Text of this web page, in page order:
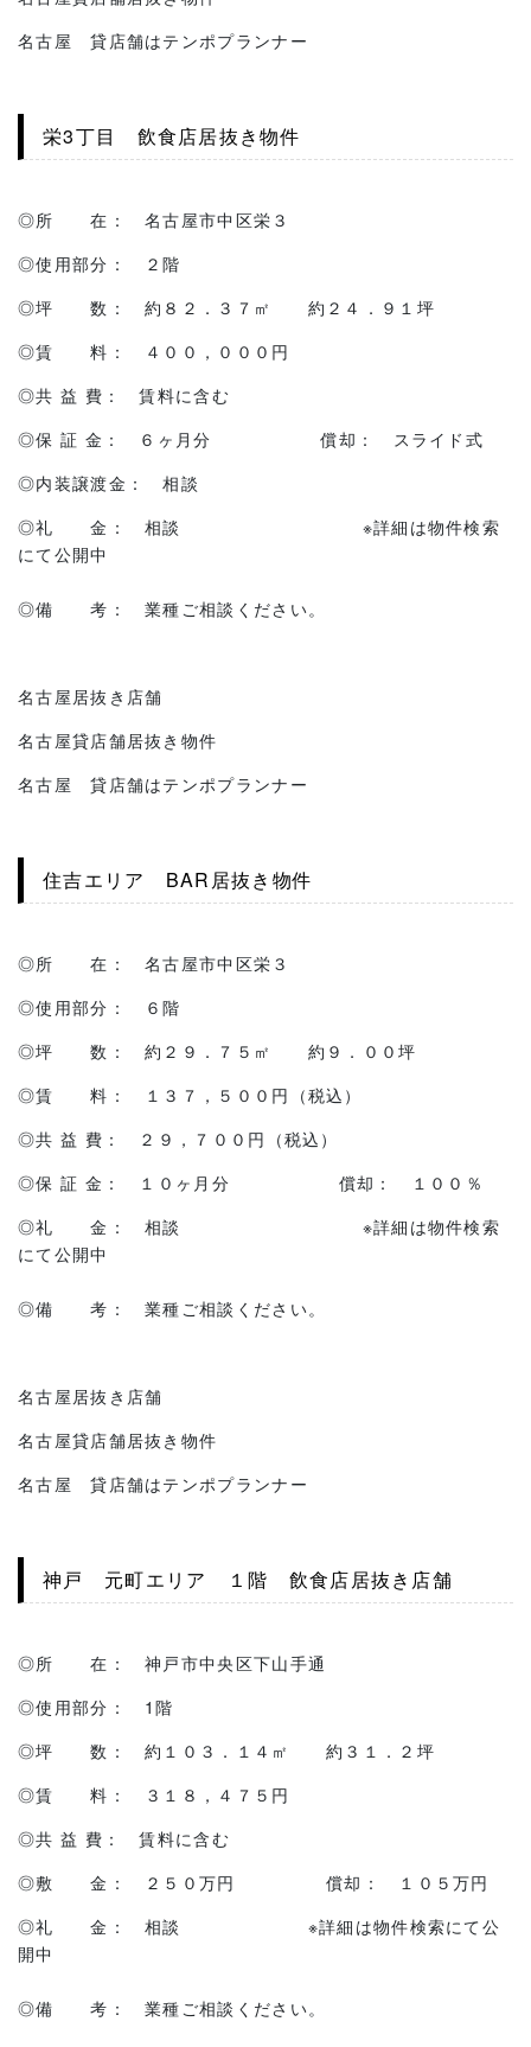
名古屋 貸店舗はテンポプランナー
栄3丁目 飲食店居抜き物件
◎所 在： 名古屋市中区栄３
◎使用部分： ２階
◎坪 数： 約８２．３７㎡ 約２４．９１坪
◎賃 料： ４００，０００円
◎共 益 費： 賃料に含む
◎保 証 金： ６ヶ月分 償却： スライド式
◎内装譲渡金： 相談
◎礼 金： 相談 ※詳細は物件検索
にて公開中
◎備 考： 業種ご相談ください。
名古屋居抜き店舗
名古屋貸店舗居抜き物件
名古屋 貸店舗はテンポプランナー
住吉エリア BAR居抜き物件
◎所 在： 名古屋市中区栄３
◎使用部分： ６階
◎坪 数： 約２９．７５㎡ 約９．００坪
◎賃 料： １３７，５００円（税込）
◎共 益 費： ２９，７００円（税込）
◎保 証 金： １０ヶ月分 償却： １００％
◎礼 金： 相談 ※詳細は物件検索
にて公開中
◎備 考： 業種ご相談ください。
名古屋居抜き店舗
名古屋貸店舗居抜き物件
名古屋 貸店舗はテンポプランナー
神戸 元町エリア １階 飲食店居抜き店舗
◎所 在： 神戸市中央区下山手通
◎使用部分： 1階
◎坪 数： 約１０３．１４㎡ 約３１．２坪
◎賃 料： ３１８，４７５円
◎共 益 費： 賃料に含む
◎敷 金： ２５０万円 償却： １０５万円
◎礼 金： 相談 ※詳細は物件検索にて公
開中
◎備 考： 業種ご相談ください。